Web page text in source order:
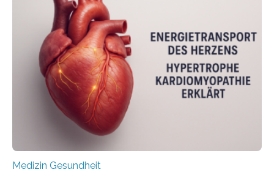
aus Gewebe von Patientinnen und Patienten –
sogenannte Organoide – genutzt werden können, um
vorab zu prüfen, welche Medikamente am besten
wirken. Dabei wurde ein Eiweiß identifiziert, das künftig
als Biomarker für die Wahl der passenden Therapie
dienen könnte. Darmkrebs zählt weltweit zu den
häufigsten Krebsarten und stellt…
Medizin Gesundheit